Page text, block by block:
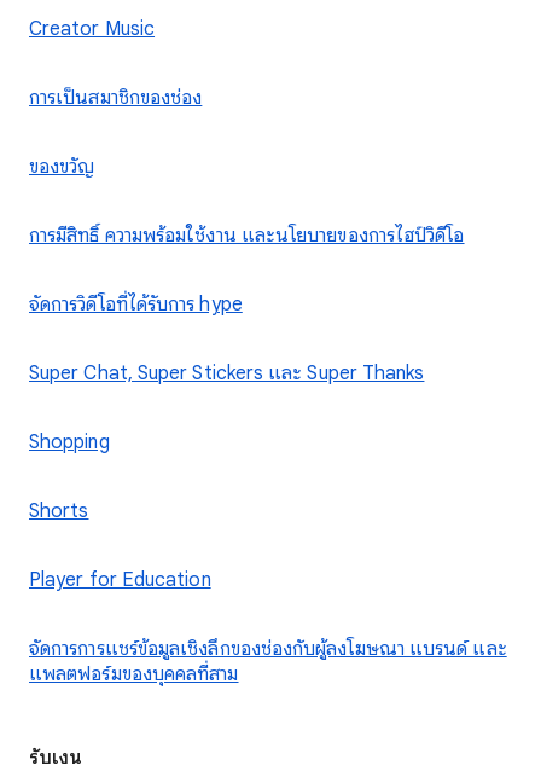
Creator Music
การเป็นสมาชิกของช่อง
ของขวัญ
การมีสิทธิ์ ความพร้อมใช้งาน และนโยบายของการไฮป์วิดีโอ
จัดการวิดีโอที่ได้รับการ hype
Super Chat, Super Stickers และ Super Thanks
Shopping
Shorts
Player for Education
จัดการการแชร์ข้อมูลเชิงลึกของช่องกับผู้ลงโฆษณา แบรนด์ และ
แพลตฟอร์มของบุคคลที่สาม
รับเงิน